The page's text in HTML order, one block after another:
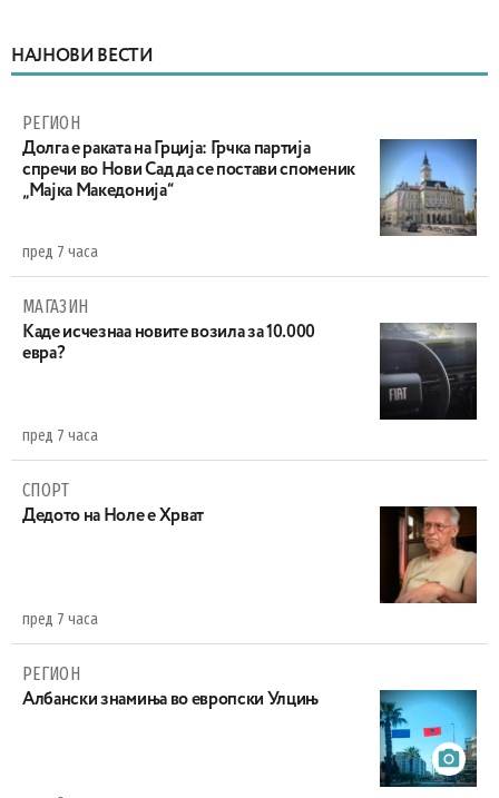
НАЈНОВИ ВЕСТИ
РЕГИОН
Долга е раката на Грција: Грчка партија
спречи во Нови Сад да се постави споменик
„Мајка Македонија“
пред 7 часа
МАГАЗИН
Каде исчезнаа новите возила за 10.000
евра?
пред 7 часа
СПОРТ
Дедото на Ноле е Хрват
пред 7 часа
РЕГИОН
Aлбански знамиња во европски Улцињ